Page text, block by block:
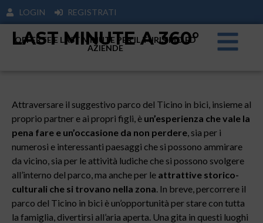
LOGIN REGISTRATI
LAST MINUTE A 360°
OFFERTE E LAST MINUTE PER IL TURISIMO ED
AZIENDE
Attraversare il suggestivo parco del Ticino in bici, insieme al
proprio partner e ai propri figli, è un’esperienza che vale la
pena fare e un’occasione da non perdere, sia per i
numerosi e interessanti paesaggi che si possono ammirare
da vicino, sia per le attività ludiche che si possono svolgere
all’interno del parco, ma anche per le attrattive storico-
culturali che si trovano nella zona. In breve, percorrere il
parco del Ticino in bici è un’opportunità per stare con tutta
la famiglia, divertirsi all’aria aperta. Una gita in questi luoghi